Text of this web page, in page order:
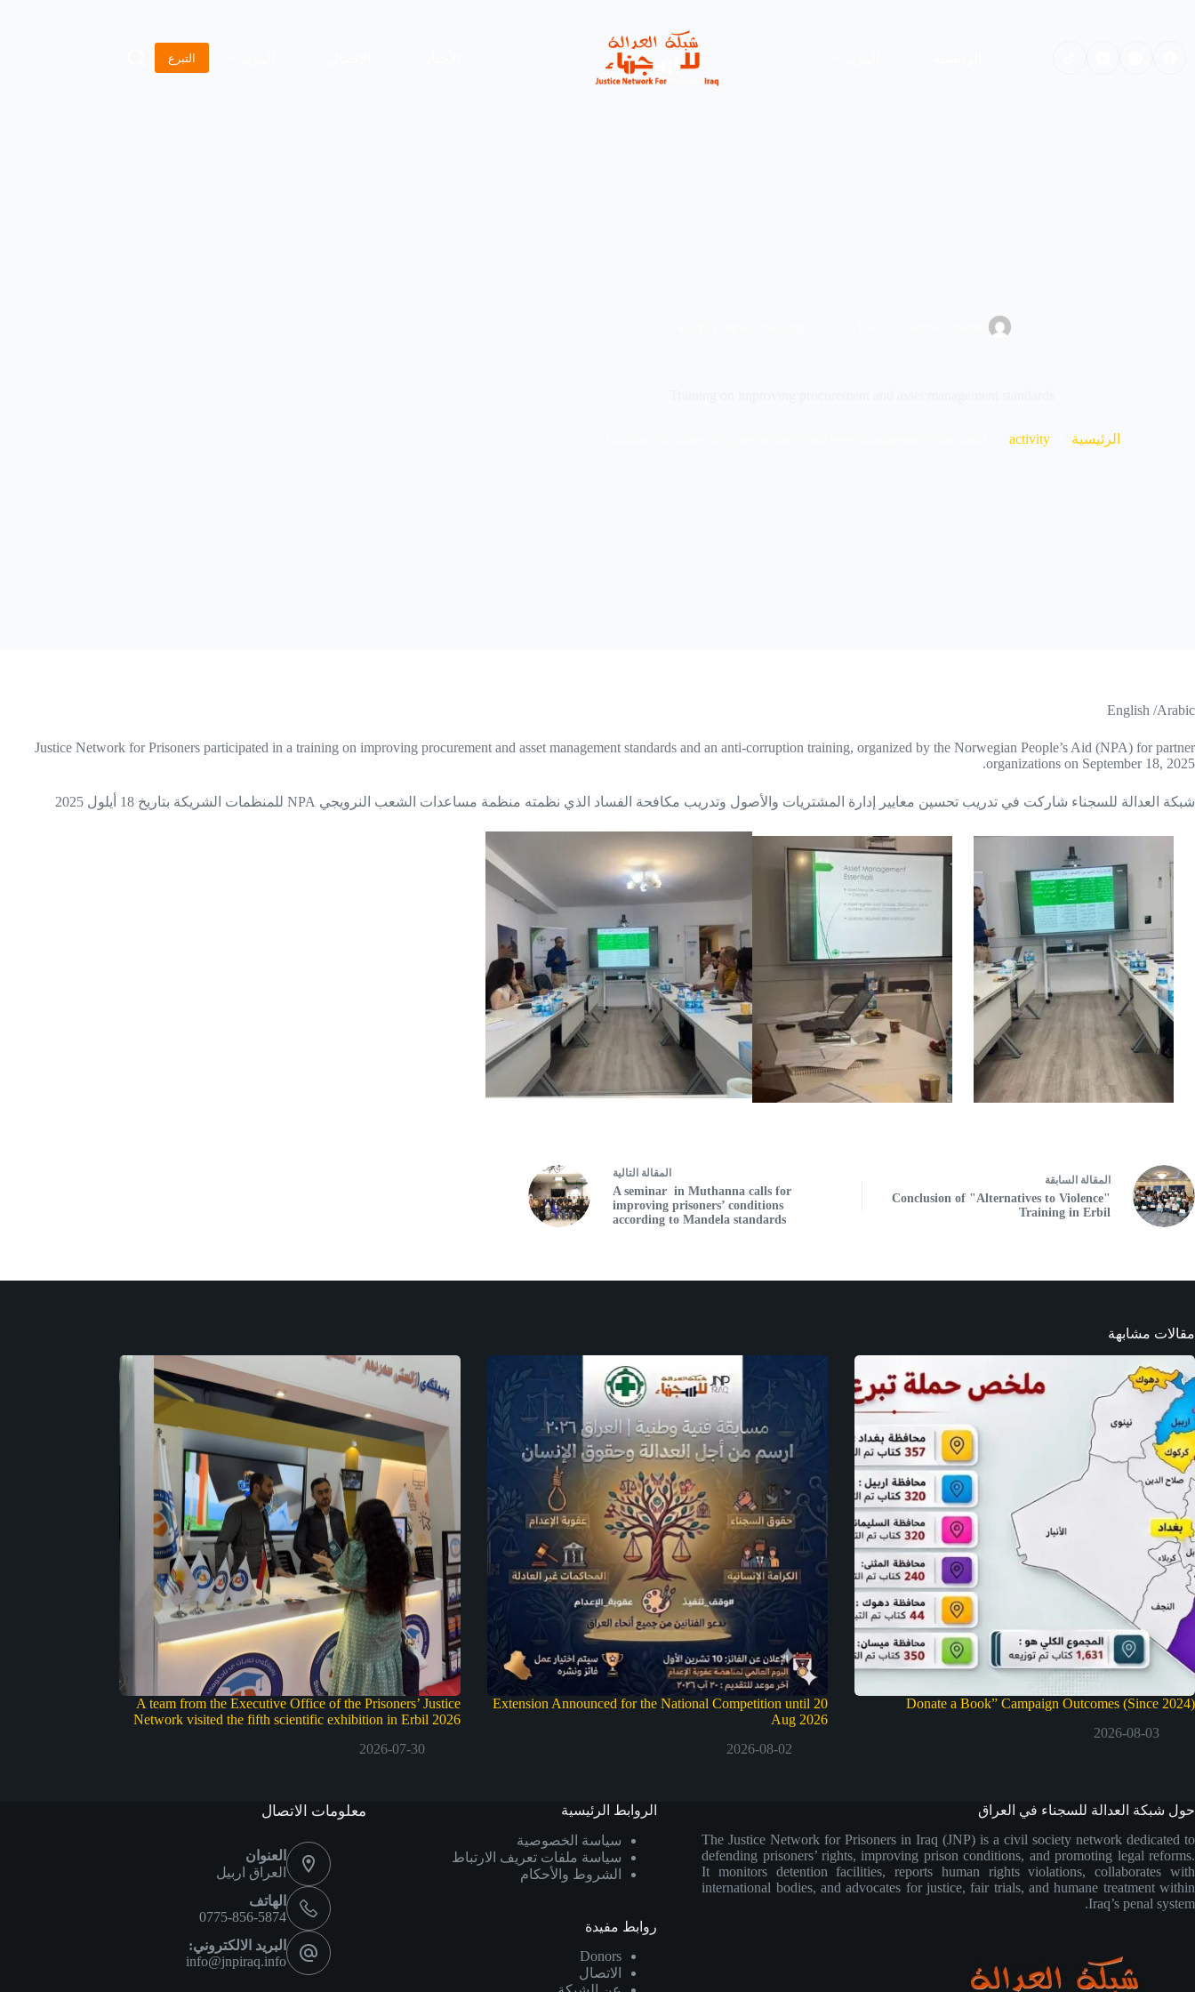
التبرع
الرئيسية activity
English /Arabic
Justice Network for Prisoners participated in a training on improving procurement and asset management standards and an anti-corruption training, organized by the Norwegian People’s Aid (NPA) for partner
organizations on September 18, 2025.
شبكة العدالة للسجناء شاركت في تدريب تحسين معايير إدارة المشتريات والأصول وتدريب مكافحة الفساد الذي نظمته منظمة مساعدات الشعب النرويجي NPA للمنظمات الشريكة بتاريخ 18 أيلول 2025
المقالة السابقة
Conclusion of "Alternatives to Violence"
Training in Erbil
المقالة التالية
A seminar in Muthanna calls for
improving prisoners’ conditions
according to Mandela standards
مقالات مشابهة
Donate a Book” Campaign Outcomes (Since 2024)
2026-08-03
Extension Announced for the National Competition until 20
Aug 2026
2026-08-02
A team from the Executive Office of the Prisoners’ Justice
Network visited the fifth scientific exhibition in Erbil 2026
2026-07-30
حول شبكة العدالة للسجناء في العراق
The Justice Network for Prisoners in Iraq (JNP) is a civil society network dedicated to
defending prisoners’ rights, improving prison conditions, and promoting legal reforms.
It monitors detention facilities, reports human rights violations, collaborates with
international bodies, and advocates for justice, fair trials, and humane treatment within
Iraq’s penal system.
الروابط الرئيسية
سياسة الخصوصية
سياسة ملفات تعريف الارتباط
الشروط والأحكام
روابط مفيدة
Donors
الاتصال
معلومات الاتصال
العنوان
العراق اربيل
الهاتف
0775-856-5874
البريد الالكتروني:
info@jnpiraq.info